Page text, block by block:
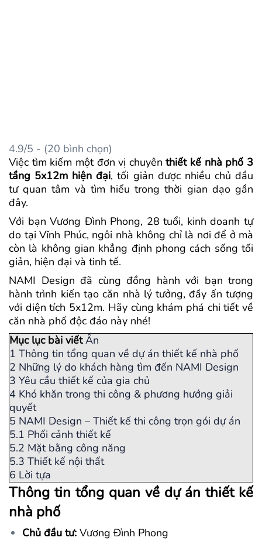
4.9/5 - (20 bình chọn)
Việc tìm kiếm một đơn vị chuyênthiết kế nhà phố 3
tầng 5x12m hiện đại, tối giản được nhiều chủ đầu
tư quan tâm và tìm hiểu trong thời gian dạo gần
đây.
Với bạn Vương Đình Phong, 28 tuổi, kinh doanh tự
do tại Vĩnh Phúc, ngôi nhà không chỉ là nơi để ở mà
còn là không gian khẳng định phong cách sống tối
giản, hiện đại và tinh tế.
NAMI Design đã cùng đồng hành với bạn trong
hành trình kiến tạo căn nhà lý tưởng, đầy ấn tượng
với diện tích 5x12m. Hãy cùng khám phá chi tiết về
căn nhà phố độc đáo này nhé!
Mục lục bài viết Ẩn
1 Thông tin tổng quan về dự án thiết kế nhà phố
2 Những lý do khách hàng tìm đến NAMI Design
3 Yêu cầu thiết kế của gia chủ
4 Khó khăn trong thi công & phương hướng giải
quyết
5 NAMI Design – Thiết kế thi công trọn gói dự án
5.1 Phối cảnh thiết kế
5.2 Mặt bằng công năng
5.3 Thiết kế nội thất
6 Lời tựa
Thông tin tổng quan về dự án thiết kế
nhà phố
Chủ đầu tư: Vương Đình Phong